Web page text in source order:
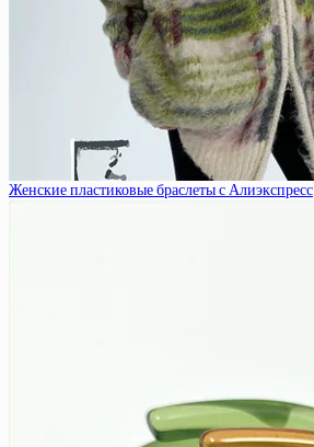
Женские пластиковые браслеты с Алиэкспресс